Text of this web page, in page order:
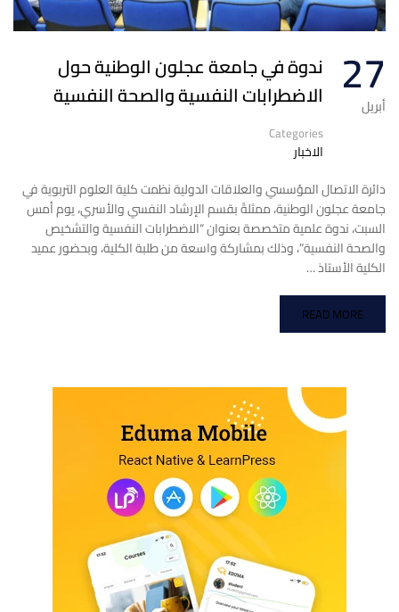
27
أبريل
ندوة في جامعة عجلون الوطنية حول
الاضطرابات النفسية والصحة النفسية
Categories
الاخبار
دائرة الاتصال المؤسسي والعلاقات الدولية نظمت كلية العلوم التربوية في
جامعة عجلون الوطنية، ممثلةً بقسم الإرشاد النفسي والأسري، يوم أمس
السبت، ندوة علمية متخصصة بعنوان “الاضطرابات النفسية والتشخيص
والصحة النفسية”، وذلك بمشاركة واسعة من طلبة الكلية، وبحضور عميد
الكلية الأستاذ …
READ MORE